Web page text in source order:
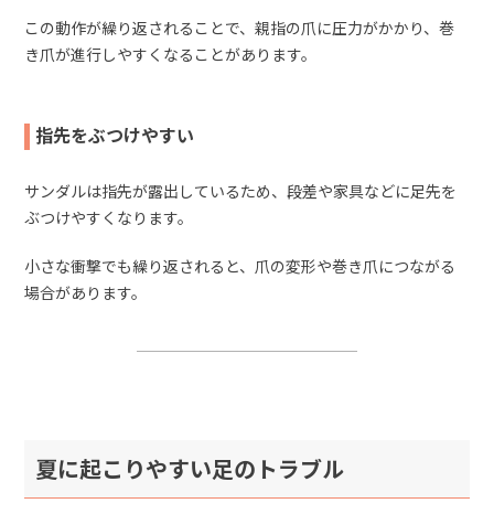
この動作が繰り返されることで、親指の爪に圧力がかかり、巻
き爪が進行しやすくなることがあります。
指先をぶつけやすい
サンダルは指先が露出しているため、段差や家具などに足先を
ぶつけやすくなります。
小さな衝撃でも繰り返されると、爪の変形や巻き爪につながる
場合があります。
夏に起こりやすい足のトラブル